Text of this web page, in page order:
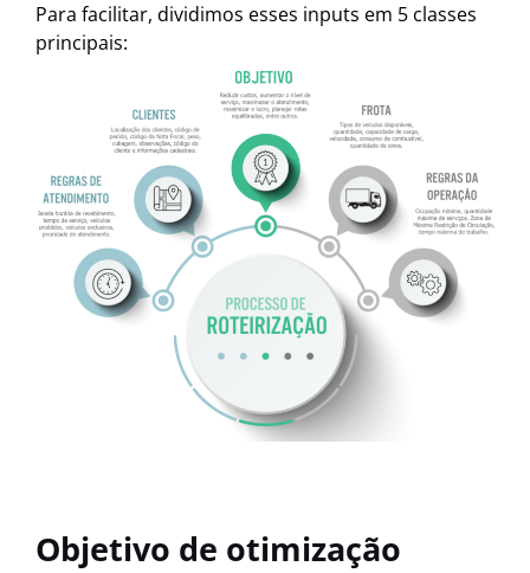
Para facilitar, dividimos esses inputs em 5 classes
principais:
Objetivo de otimização